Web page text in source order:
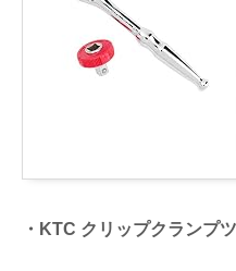
・KTC クリップクランプ